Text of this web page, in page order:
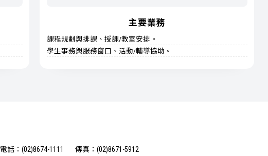
主要業務
課程規劃與排課、授課/教室安排。
學生事務與服務窗口、活動/輔導協助。
電話：(02)8674-1111 傳真：(02)8671-5912